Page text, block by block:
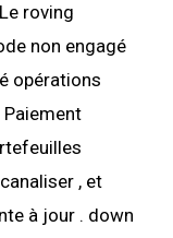
roving
non engagé
opérations
, et
à jour . down